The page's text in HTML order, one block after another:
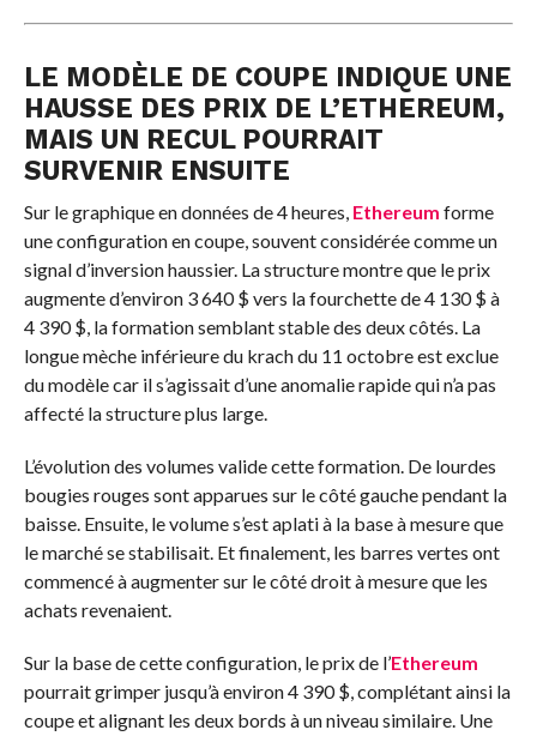
LE MODÈLE DE COUPE INDIQUE UNE
HAUSSE DES PRIX DE L’ETHEREUM,
MAIS UN RECUL POURRAIT
SURVENIR ENSUITE
Sur le graphique en données de 4 heures, Ethereum forme
une configuration en coupe, souvent considérée comme un
signal d’inversion haussier. La structure montre que le prix
augmente d’environ 3 640 $ vers la fourchette de 4 130 $ à
4 390 $, la formation semblant stable des deux côtés. La
longue mèche inférieure du krach du 11 octobre est exclue
du modèle car il s’agissait d’une anomalie rapide qui n’a pas
affecté la structure plus large.
L’évolution des volumes valide cette formation. De lourdes
bougies rouges sont apparues sur le côté gauche pendant la
baisse. Ensuite, le volume s’est aplati à la base à mesure que
le marché se stabilisait. Et finalement, les barres vertes ont
commencé à augmenter sur le côté droit à mesure que les
achats revenaient.
Sur la base de cette configuration, le prix de l’Ethereum
pourrait grimper jusqu’à environ 4 390 $, complétant ainsi la
coupe et alignant les deux bords à un niveau similaire. Une